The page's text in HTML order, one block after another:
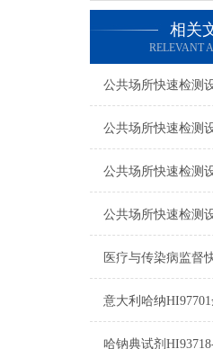
相关
RELEVANT
公共场所快速检测
公共场所快速检测
公共场所快速检测
公共场所快速检测
哈钠典试剂